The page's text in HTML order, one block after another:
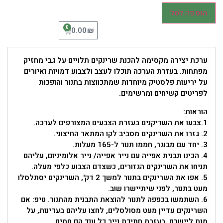
הוספה לסל
0.00₪
0
ערכת יצירה מקסימה להכנת שרינקים תלויים על גבי מחזיק
מפתחות. בעזרת הערכה תוכלו לעצב ולצבוע דמויות ואיורים
על יריעות פלסטיק מיוחדות שמתכווצות בתנור והופכות
לפריטים קשיחים ומרשימים.
הוראות:
1.צבעו את השריקנים בעזרת הצבעים המצורפים לערכה.
2. גזרו את השרינקים מסביב לקו המתאר החיצוני.
3. יחד עם מבוגר, חממו תנור ל-165 מעלות.
4. הכינו תבנית אפייה עם נייר אפייה/ נייר אלומיניום, עליהם
תניחו את השרינקים הגזורים, כשצדם הצבוע כלפי מעלה.
5. אפו את השרינקים בתנור למשך 2 דק', השרינקים יסתלסלו
מעט בתנור, לפני שיתיישרו שוב.
6. השתמשו בכפפה לתנור להוצאת התבנית מהתנור. טיפ: אם
השרינקים עדיין מעט מסולסלים, לחצו עליהם בעדינות, על